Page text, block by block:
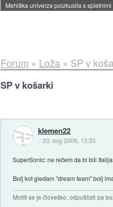
Forum » Loža» SP v
SP v košarki
klemen22
::20. avg 2006, 13:33
SuperSonic: ne rečem da bi bili
Bolj kot gledam "dream team" bolj
Motiti se je človeško, odpuščati pa